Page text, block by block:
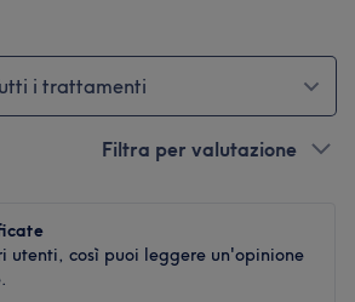
i trattamenti
Filtra per valutazione
utenti, così puoi leggere un'opinione